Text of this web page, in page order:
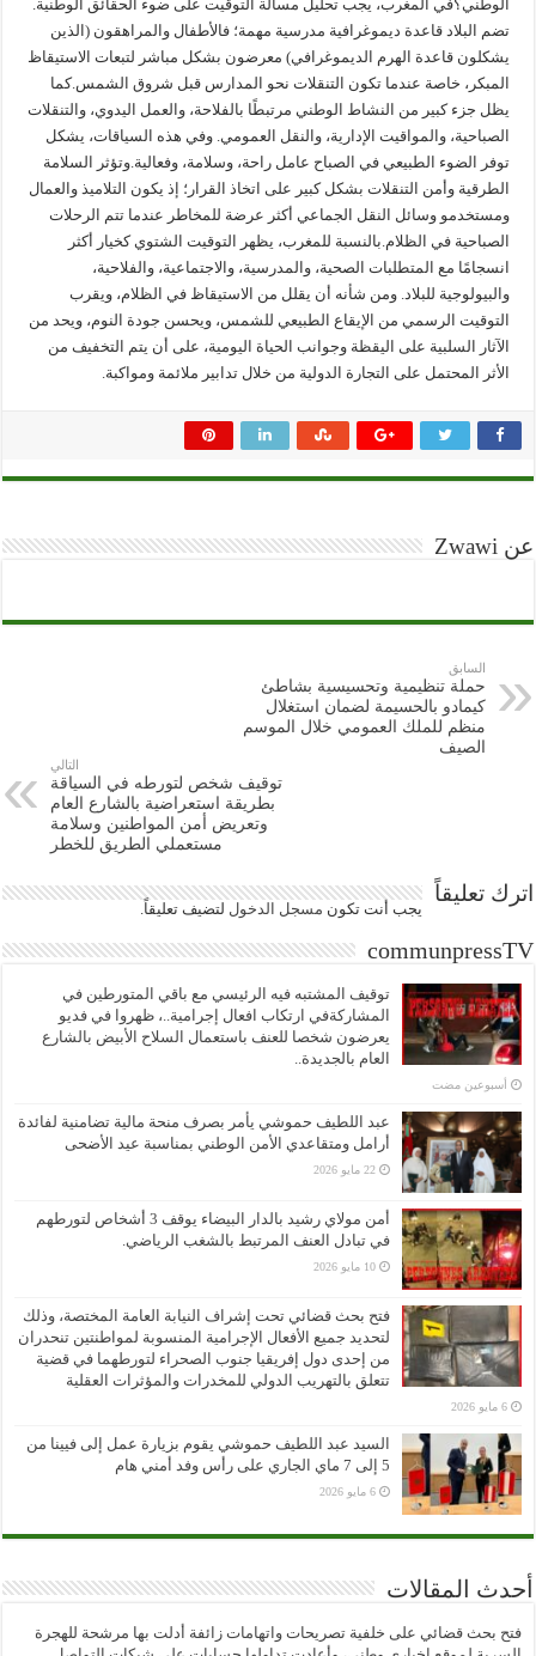
الوطني؟في المغرب، يجب تحليل مسألة التوقيت على ضوء الحقائق الوطنية.
تضم البلاد قاعدة ديموغرافية مدرسية مهمة؛ فالأطفال والمراهقون (الذين
يشكلون قاعدة الهرم الديموغرافي) معرضون بشكل مباشر لتبعات الاستيقاظ
المبكر، خاصة عندما تكون التنقلات نحو المدارس قبل شروق الشمس.كما
يظل جزء كبير من النشاط الوطني مرتبطًا بالفلاحة، والعمل اليدوي، والتنقلات
الصباحية، والمواقيت الإدارية، والنقل العمومي. وفي هذه السياقات، يشكل
توفر الضوء الطبيعي في الصباح عامل راحة، وسلامة، وفعالية.وتؤثر السلامة
الطرقية وأمن التنقلات بشكل كبير على اتخاذ القرار؛ إذ يكون التلاميذ والعمال
ومستخدمو وسائل النقل الجماعي أكثر عرضة للمخاطر عندما تتم الرحلات
الصباحية في الظلام.بالنسبة للمغرب، يظهر التوقيت الشتوي كخيار أكثر
انسجامًا مع المتطلبات الصحية، والمدرسية، والاجتماعية، والفلاحية،
والبيولوجية للبلاد. ومن شأنه أن يقلل من الاستيقاظ في الظلام، ويقرب
التوقيت الرسمي من الإيقاع الطبيعي للشمس، ويحسن جودة النوم، ويحد من
الآثار السلبية على اليقظة وجوانب الحياة اليومية، على أن يتم التخفيف من
الأثر المحتمل على التجارة الدولية من خلال تدابير ملائمة ومواكبة.
عن Zwawi
السابق
حملة تنظيمية وتحسيسية بشاطئ
كيمادو بالحسيمة لضمان استغلال
منظم للملك العمومي خلال الموسم
الصيف
التالي
توقيف شخص لتورطه في السياقة
بطريقة استعراضية بالشارع العام
وتعريض أمن المواطنين وسلامة
مستعملي الطريق للخطر
اترك تعليقاً
يجب أنت تكون مسجل الدخول لتضيف تعليقاً.
communpressTV
توقيف المشتبه فيه الرئيسي مع باقي المتورطين في
المشاركةفي ارتكاب افعال إجرامية..، ظهروا في فديو
يعرضون شخصا للعنف باستعمال السلاح الأبيض بالشارع
العام بالجديدة..
‏أسبوعين مضت
عبد اللطيف حموشي يأمر بصرف منحة مالية تضامنية لفائدة
أرامل ومتقاعدي الأمن الوطني بمناسبة عيد الأضحى
22 مايو 2026
أمن مولاي رشيد بالدار البيضاء يوقف 3 أشخاص لتورطهم
في تبادل العنف المرتبط بالشغب الرياضي.
10 مايو 2026
فتح بحث قضائي تحت إشراف النيابة العامة المختصة، وذلك
لتحديد جميع الأفعال الإجرامية المنسوبة لمواطنتين تنحدران
من إحدى دول إفريقيا جنوب الصحراء لتورطهما في قضية
تتعلق بالتهريب الدولي للمخدرات والمؤثرات العقلية
6 مايو 2026
السيد عبد اللطيف حموشي يقوم بزيارة عمل إلى فيينا من
5 إلى 7 ماي الجاري على رأس وفد أمني هام
6 مايو 2026
أحدث المقالات
فتح بحث قضائي على خلفية تصريحات واتهامات زائفة أدلت بها مرشحة للهجرة